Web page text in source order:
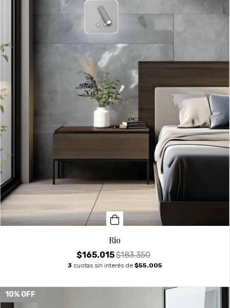
Rio
$165.015$183.350
3 cuotas sin interés de $55.005
10% OFF